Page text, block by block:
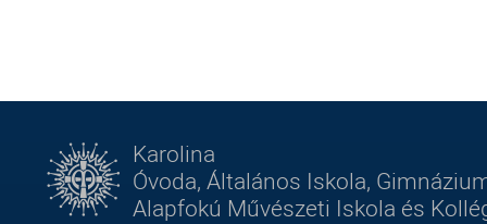
Karolina
Óvoda, Általános Iskola,
Alapfokú Művészeti Iskola és